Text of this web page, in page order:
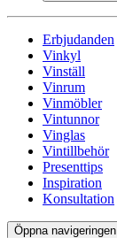
Erbjudanden
Vinkyl
Vinställ
Vinrum
Vinmöbler
Vintunnor
Vinglas
Vintillbehör
Presenttips
Inspiration
Konsultation
Öppna navigeringen